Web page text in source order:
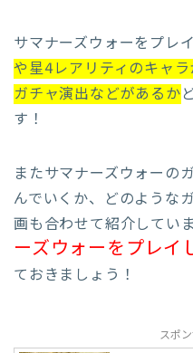
サマナーズウォーをプレ
や星4レアリティのキャ
ガチャ演出などがあるか
す！
またサマナーズウォーの
んでいくか、どのような
画も合わせて紹介してい
ーズウォーをプレイ
ておきましょう！
スポ